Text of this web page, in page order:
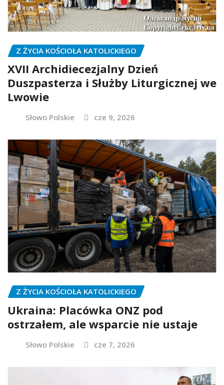
Z ŻYCIA KOŚCIOŁA KATOLICKIEGO
XVII Archidiecezjalny Dzień
Duszpasterza i Służby Liturgicznej we
Lwowie
Słowo Polskie cze 9, 2026
Z ŻYCIA KOŚCIOŁA KATOLICKIEGO
Ukraina: Placówka ONZ pod
ostrzałem, ale wsparcie nie ustaje
Słowo Polskie cze 7, 2026